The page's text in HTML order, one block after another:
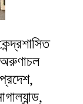
অরুণাচল